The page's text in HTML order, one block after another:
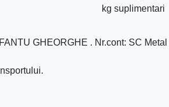
kg suplimentari
GHEORGHE . Nr.cont: SC